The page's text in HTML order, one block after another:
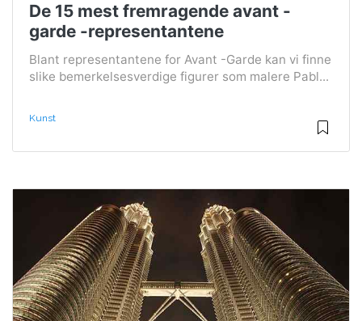
De 15 mest fremragende avant -
garde -representantene
Blant representantene for Avant -Garde kan vi finne
slike bemerkelsesverdige figurer som malere Pabl...
Kunst